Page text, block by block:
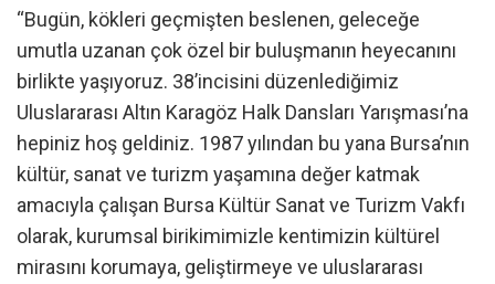
“Bugün, kökleri geçmişten beslenen, geleceğe
umutla uzanan çok özel bir buluşmanın heyecanını
birlikte yaşıyoruz. 38’incisini düzenlediğimiz
Uluslararası Altın Karagöz Halk Dansları Yarışması’na
hepiniz hoş geldiniz. 1987 yılından bu yana Bursa’nın
kültür, sanat ve turizm yaşamına değer katmak
amacıyla çalışan Bursa Kültür Sanat ve Turizm Vakfı
olarak, kurumsal birikimimizle kentimizin kültürel
mirasını korumaya, geliştirmeye ve uluslararası